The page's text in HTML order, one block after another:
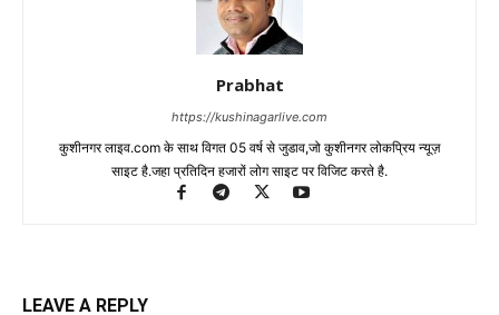
Prabhat
https://kushinagarlive.com
कुशीनगर लाइव.com के साथ विगत 05 वर्ष से जुडाव,जो कुशीनगर लोकप्रिय न्यूज़
साइट है.जहा प्रतिदिन हजारों लोग साइट पर विजिट करते है.
LEAVE A REPLY